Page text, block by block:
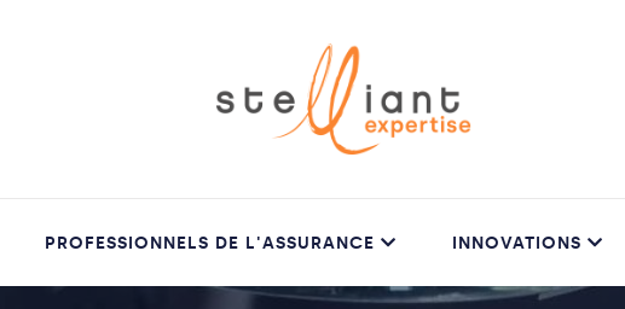
PROFESSIONNELS DE L'ASSURANCE INNOVATIONS